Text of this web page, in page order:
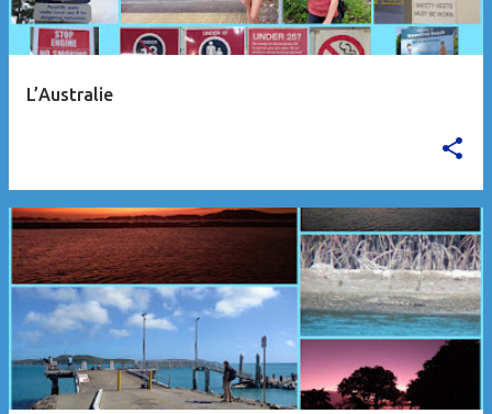
L’Australie